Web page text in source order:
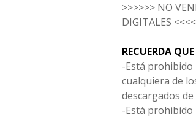
>>>>>> NO
DIGITALES
RECUERDA
-Está
cualquiera de
descargados
-Está